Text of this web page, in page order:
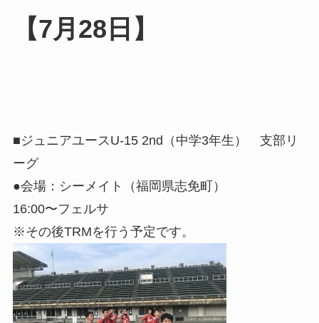
【7月28日】
■ジュニアユースU-15 2nd（中学3年生） 支部リ
ーグ
●会場：シーメイト（福岡県志免町）
16:00〜フェルサ
※その後TRMを行う予定です。